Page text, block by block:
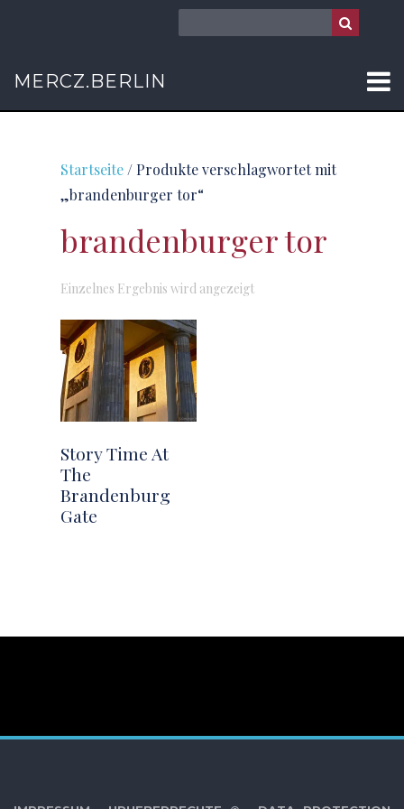
MERCZ.BERLIN
Startseite / Produkte verschlagwortet mit
„brandenburger tor“
brandenburger tor
Einzelnes Ergebnis wird angezeigt
Story Time At
The
Brandenburg
Gate